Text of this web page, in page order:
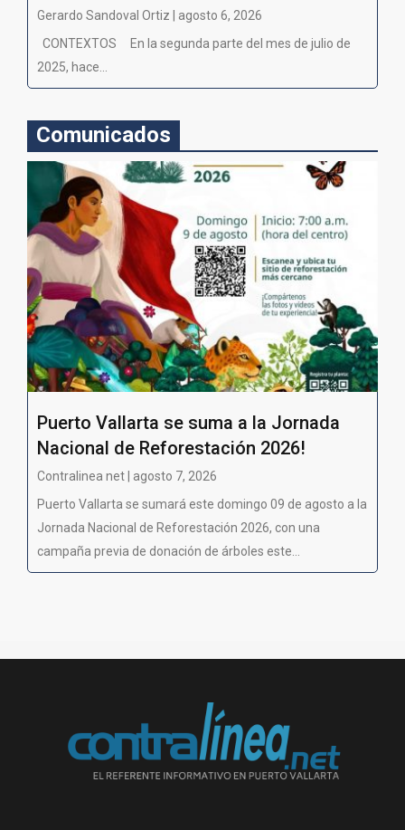
Gerardo Sandoval Ortiz | agosto 6, 2026
CONTEXTOS En la segunda parte del mes de julio de
2025, hace...
Comunicados
Puerto Vallarta se suma a la Jornada
Nacional de Reforestación 2026!
Contralinea net | agosto 7, 2026
Puerto Vallarta se sumará este domingo 09 de agosto a la
Jornada Nacional de Reforestación 2026, con una
campaña previa de donación de árboles este...